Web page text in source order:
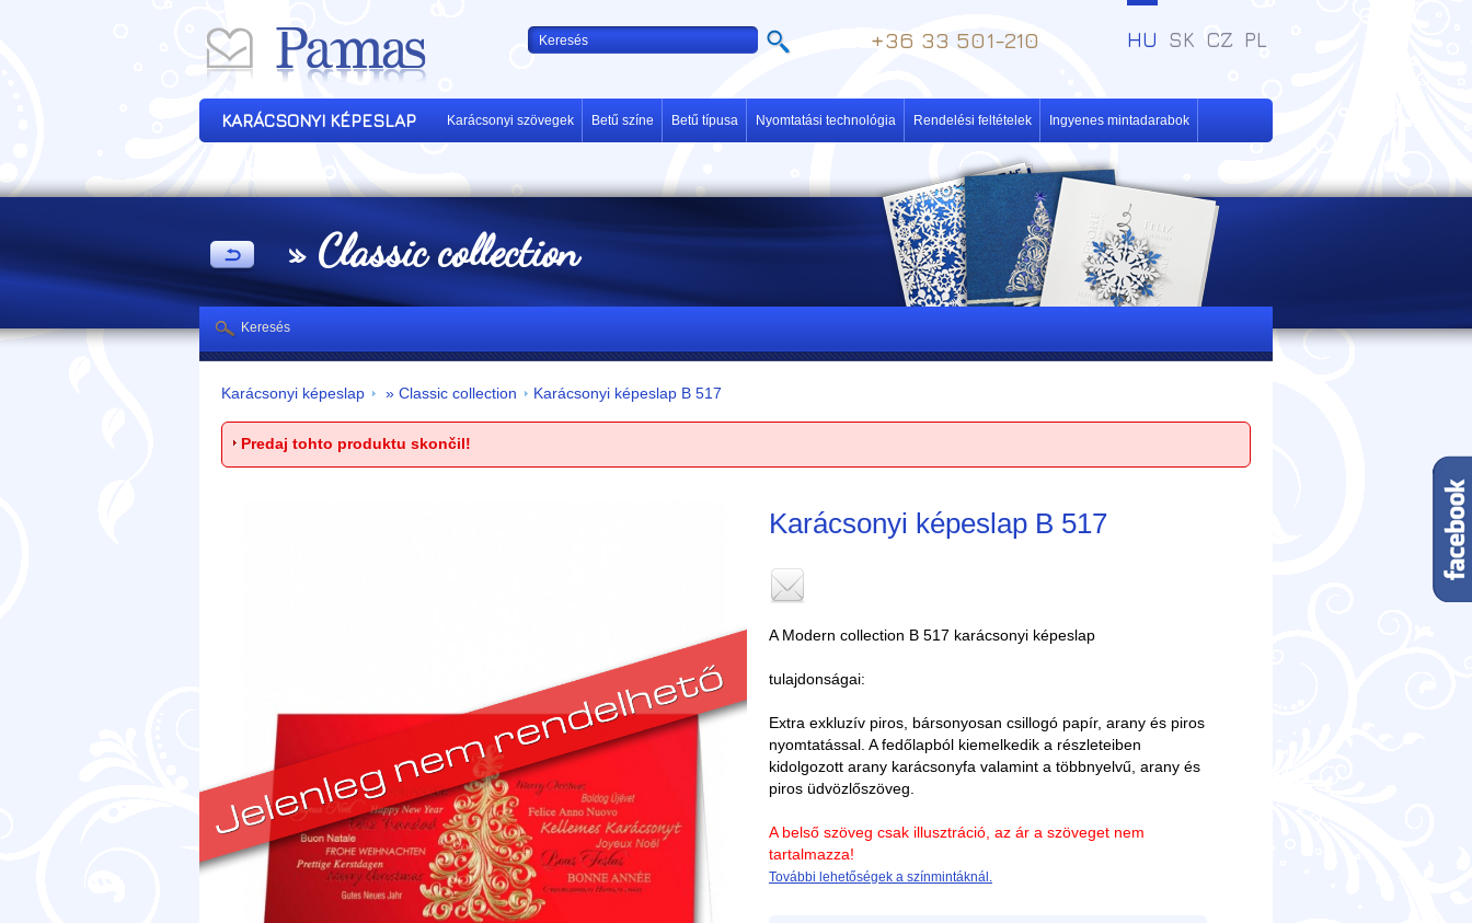
» Classic collection
+36 33 501-210 PL
CZ
SK
HU
KARÁCSONYI KÉPESLAP Karácsonyi szövegek Betű színe Betű típusa Nyomtatási technológia Rendelési feltételek Ingyenes mintadarabok
Karácsonyi képeslap » Classic collection Karácsonyi képeslap B 517
Predaj tohto produktu skončil!
Karácsonyi képeslap B 517
A Modern collection B 517 karácsonyi képeslap
tulajdonságai:
Extra exkluzív piros, bársonyosan csillogó papír, arany és piros
nyomtatással. A fedőlapból kiemelkedik a részleteiben
kidolgozott arany karácsonyfa valamint a többnyelvű, arany és
piros üdvözlőszöveg.
A belső szöveg csak illusztráció, az ár a szöveget nem
tartalmazza!
További lehetőségek a színmintáknál.
Keresés